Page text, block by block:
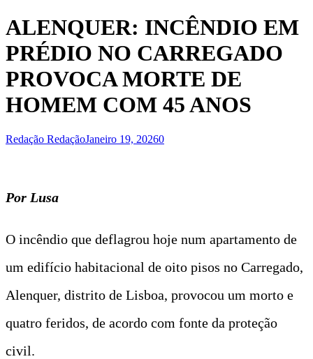
ALENQUER: INCÊNDIO EM
PRÉDIO NO CARREGADO
PROVOCA MORTE DE
HOMEM COM 45 ANOS
Redação RedaçãoJaneiro 19, 20260
Por Lusa
O incêndio que deflagrou hoje num apartamento de
um edifício habitacional de oito pisos no Carregado,
Alenquer, distrito de Lisboa, provocou um morto e
quatro feridos, de acordo com fonte da proteção
civil.